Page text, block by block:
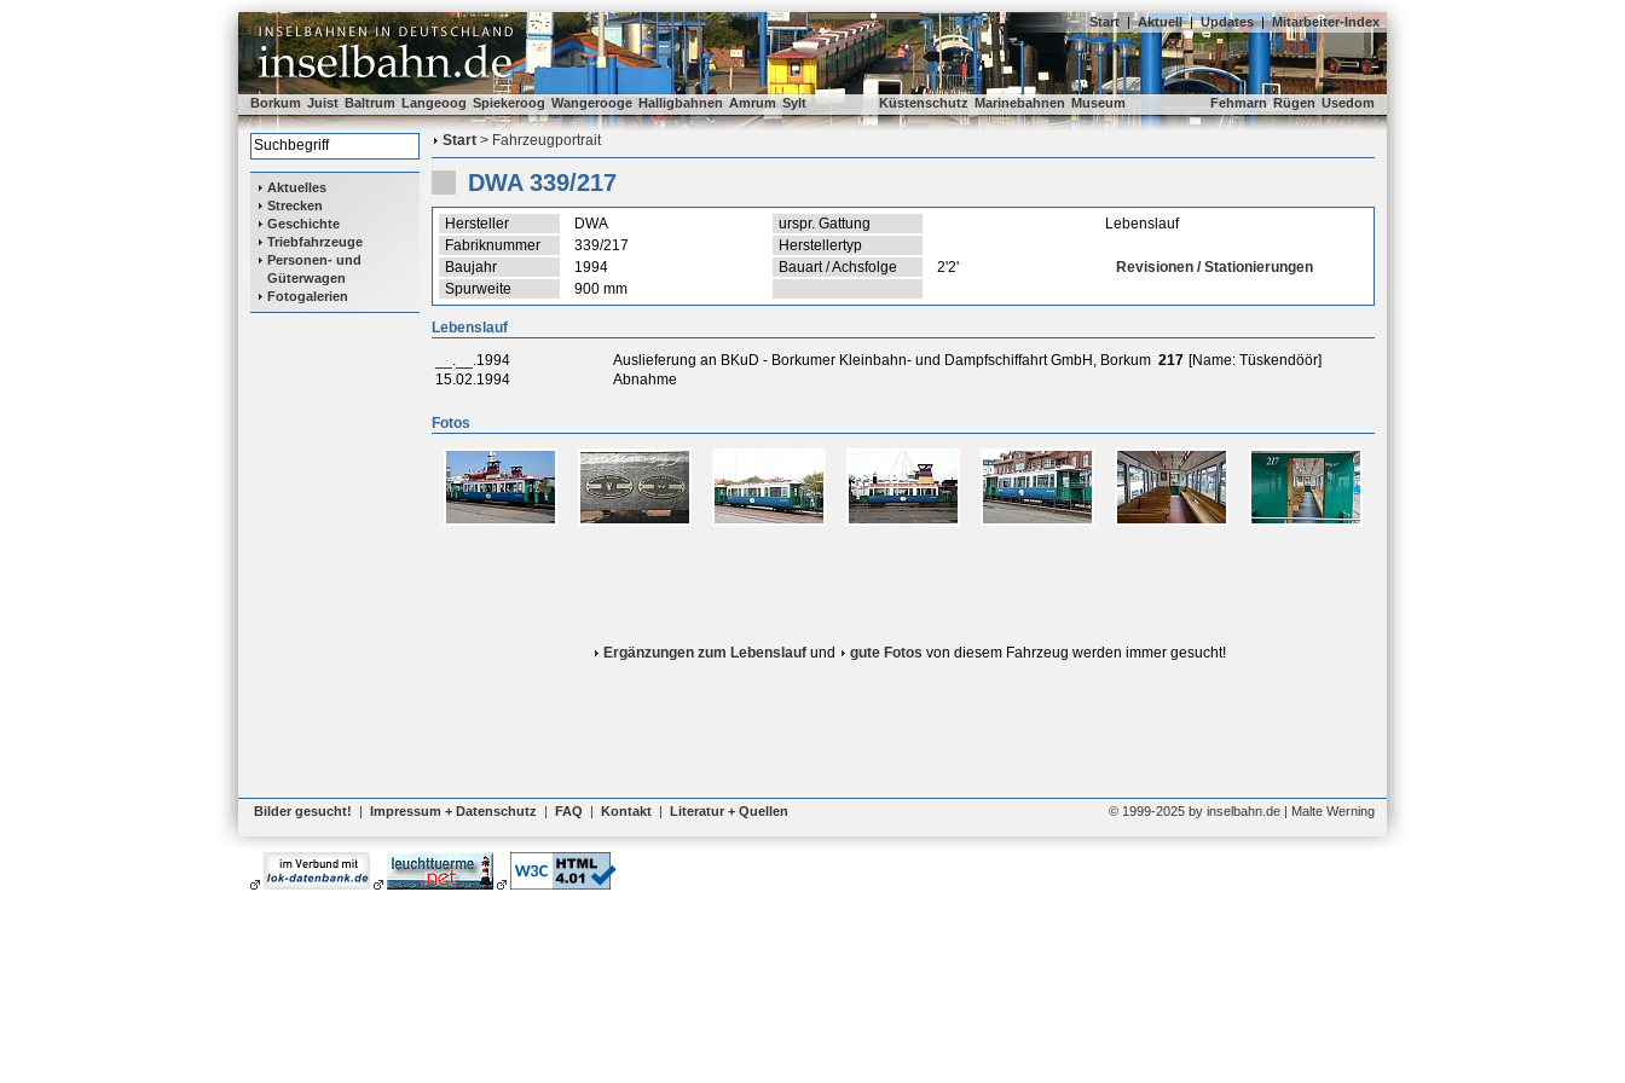
Start | Aktuell | Updates | Mitarbeiter-Index
Borkum Juist Baltrum Langeoog Spiekeroog Wangerooge Halligbahnen Amrum Sylt Küstenschutz Marinebahnen Museum Fehmarn Rügen Usedom
Aktuelles
Strecken
Geschichte
Triebfahrzeuge
Personen- und
Güterwagen
Fotogalerien
Start > Fahrzeugportrait
DWA 339/217
Hersteller DWA urspr. Gattung
Lebenslauf
Fabriknummer
339/217
Herstellertyp
Baujahr
1994 Bauart / Achsfolge 2'2'
Revisionen / Stationierungen
Spurweite
900 mm
Lebenslauf
__.__.1994
Auslieferung an BKuD - Borkumer Kleinbahn- und Dampfschiffahrt GmbH, Borkum 217 [Name: Tüskendöör]
15.02.1994
Abnahme
Fotos
Ergänzungen zum Lebenslauf und gute Fotos von diesem Fahrzeug werden immer gesucht!
Bilder gesucht! | Impressum + Datenschutz | FAQ | Kontakt | Literatur + Quellen © 1999-2025 by inselbahn.de | Malte Werning